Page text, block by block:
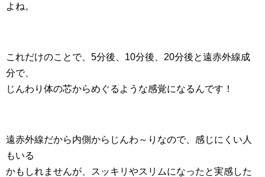
よね。
これだけのことで、5分後、10分後、20分後と遠赤外線成
分で、
じんわり体の芯からめぐるような感覚になるんです！
遠赤外線だから内側からじんわ～りなので、感じにくい人
もいる
かもしれませんが、スッキリやスリムになったと実感した